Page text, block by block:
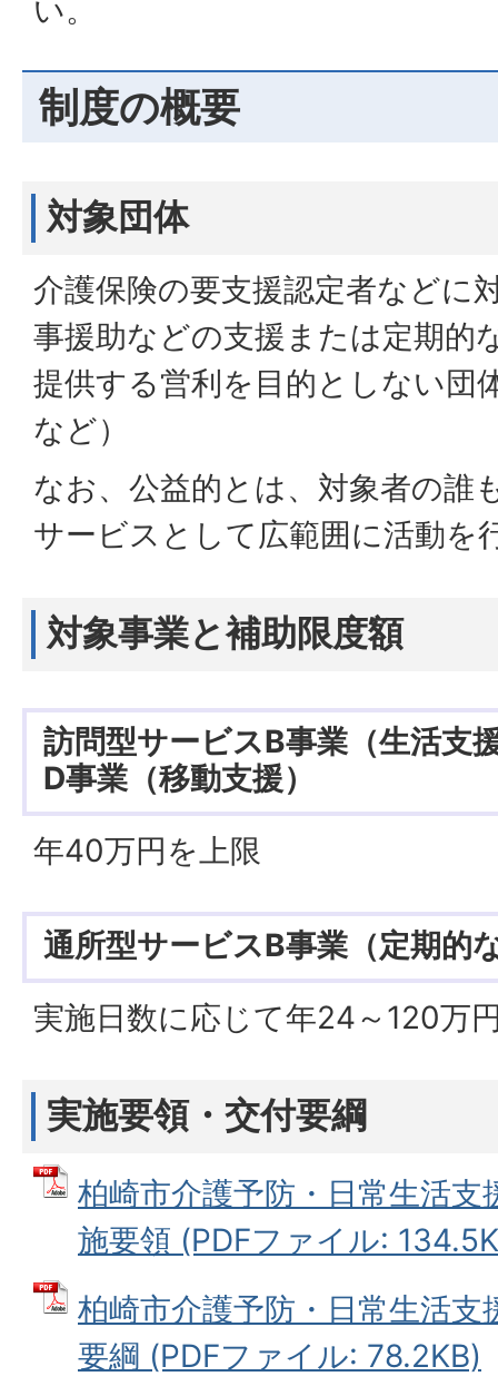
い。
制度の概要
対象団体
介護保険の要支援認定者などに
事援助などの支援または定期的
提供する営利を目的としない団
など）
なお、公益的とは、対象者の誰
サービスとして広範囲に活動を
対象事業と補助限度額
訪問型サービスB事業（生活支
D事業（移動支援）
年40万円を上限
通所型サービスB事業（定期的
実施日数に応じて年24～120万
実施要領・交付要綱
柏崎市介護予防・日常生活支
施要領 (PDFファイル:
柏崎市介護予防・日常生活支
要綱 (PDFファイル: 78.2KB)